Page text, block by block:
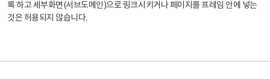
록 하고 세부화면(서브도메인)으로 링크시키거나 페이지를 프레임 안에 넣는
것은 허용되지 않습니다.